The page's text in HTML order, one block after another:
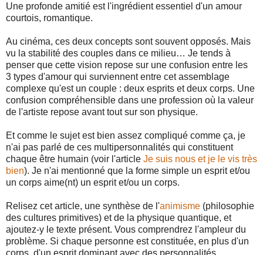
Une profonde amitié est l'ingrédient essentiel d'un amour
courtois, romantique.
Au cinéma, ces deux concepts sont souvent opposés. Mais
vu la stabilité des couples dans ce milieu… Je tends à
penser que cette vision repose sur une confusion entre les
3 types d'amour qui surviennent entre cet assemblage
complexe qu'est un couple : deux esprits et deux corps. Une
confusion compréhensible dans une profession où la valeur
de l'artiste repose avant tout sur son physique.
Et comme le sujet est bien assez compliqué comme ça, je
n'ai pas parlé de ces multipersonnalités qui constituent
chaque être humain (voir l'article Je suis nous et je le vis très
bien). Je n'ai mentionné que la forme simple un esprit et/ou
un corps aime(nt) un esprit et/ou un corps.
Relisez cet article, une synthèse de l'animisme (philosophie
des cultures primitives) et de la physique quantique, et
ajoutez-y le texte présent. Vous comprendrez l'ampleur du
problème. Si chaque personne est constituée, en plus d'un
corps, d'un esprit dominant avec des personnalités